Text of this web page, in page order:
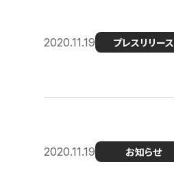
2020.11.19 プレスリリース
2020.11.19 お知らせ